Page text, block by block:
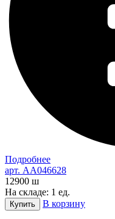
Подробнее
арт. AA046628
12900 ш
На складе: 1 ед.
Купить В корзину